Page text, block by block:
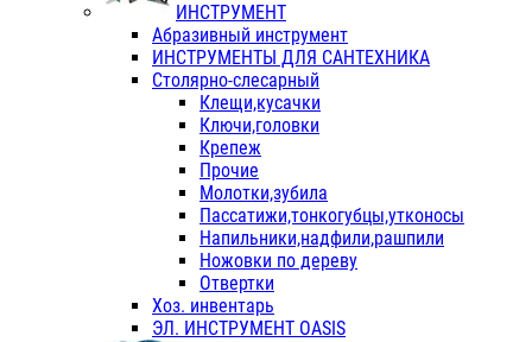
ИНСТРУМЕНТ
Абразивный инструмент
ИНСТРУМЕНТЫ ДЛЯ САНТЕХНИКА
Столярно-слесарный
Клещи,кусачки
Ключи,головки
Крепеж
Прочие
Молотки,зубила
Пассатижи,тонкогубцы,утконосы
Напильники,надфили,рашпили
Ножовки по дереву
Отвертки
Хоз. инвентарь
ЭЛ. ИНСТРУМЕНТ OASIS